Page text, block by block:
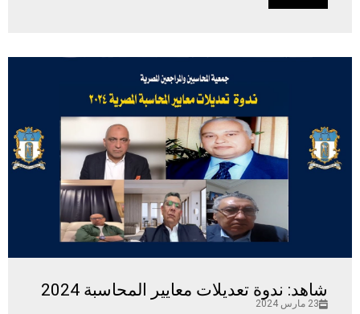
شاهد: ندوة تعديلات معايير المحاسبة 2024
23 مارس 2024